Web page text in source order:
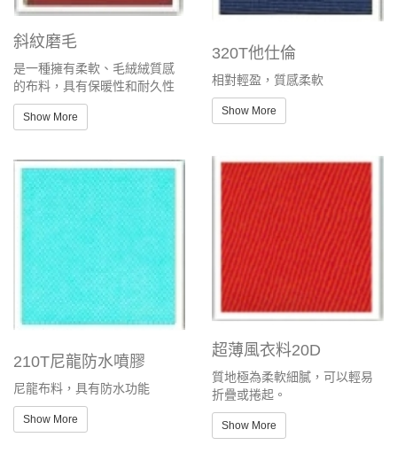
斜紋磨毛
是一種擁有柔軟、毛絨絨質感
的布料，具有保暖性和耐久性
Show More
320T他仕倫
相對輕盈，質感柔軟
Show More
210T尼龍防水噴膠
尼龍布料，具有防水功能
Show More
超薄風衣料20D
質地極為柔軟細膩，可以輕易
折疊或捲起。
Show More